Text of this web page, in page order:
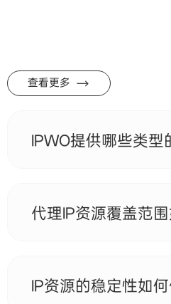
查看更多
IPWO提供哪些类型
无限量类代理方案。不同产
能力以及资源分配策略上有
代理IP资源覆盖范围
营商维度进行精准选择，满
署需求。
IP资源的稳定性如何